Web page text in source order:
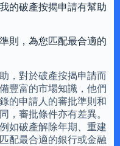
的破產按揭申請有幫助
則，為您匹配最合適的
，對於破產按揭申請而
豐富的市場知識，他們
的申請人的審批準則和
，審批條件亦有差異。
如破產解除年期、重建
配最合適的銀行或金融